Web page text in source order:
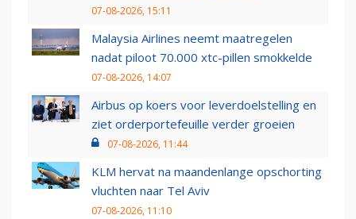
07-08-2026, 15:11
Malaysia Airlines neemt maatregelen
nadat piloot 70.000 xtc-pillen smokkelde
07-08-2026, 14:07
Airbus op koers voor leverdoelstelling en
ziet orderportefeuille verder groeien
07-08-2026, 11:44
KLM hervat na maandenlange opschorting
vluchten naar Tel Aviv
07-08-2026, 11:10